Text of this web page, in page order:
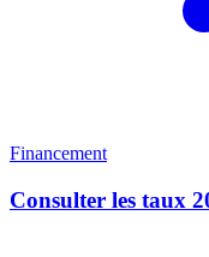
Financement
Consulter les taux